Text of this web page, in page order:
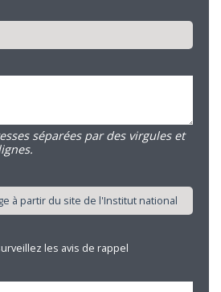
séparées par des virgules et
les avis de rappel